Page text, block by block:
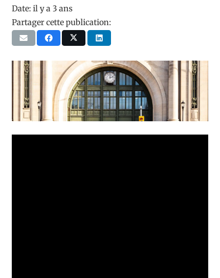
Date: il y a 3 ans
Partager cette publication: